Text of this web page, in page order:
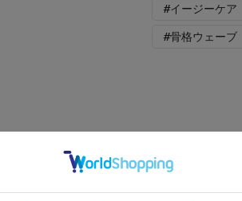
#イージーケア
#骨格ウェーブ